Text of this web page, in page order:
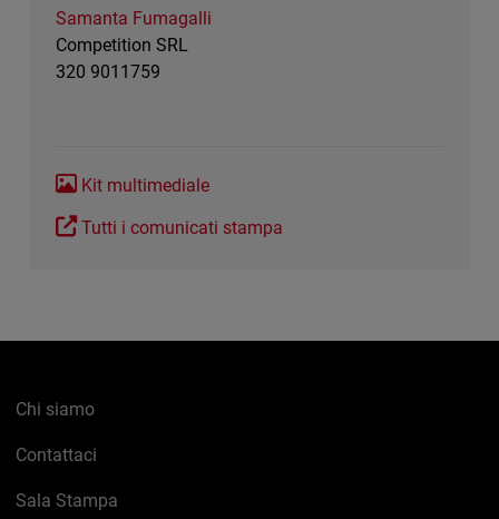
Samanta Fumagalli
Competition SRL
320 9011759
Kit multimediale
Tutti i comunicati stampa
Chi siamo
Contattaci
Sala Stampa